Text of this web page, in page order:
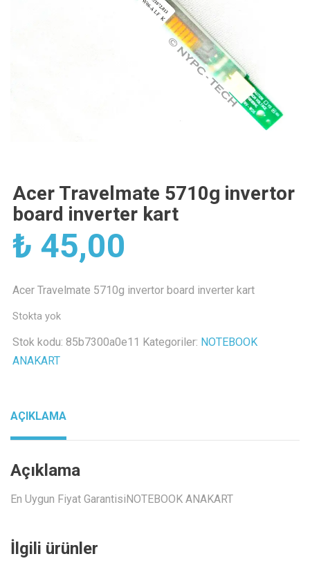
Acer Travelmate 5710g invertor
board inverter kart
₺ 45,00
Acer Travelmate 5710g invertor board inverter kart
Stokta yok
Stok kodu: 85b7300a0e11 Kategoriler: NOTEBOOK
ANAKART
AÇIKLAMA
Açıklama
En Uygun Fiyat GarantisiNOTEBOOK ANAKART
İlgili ürünler